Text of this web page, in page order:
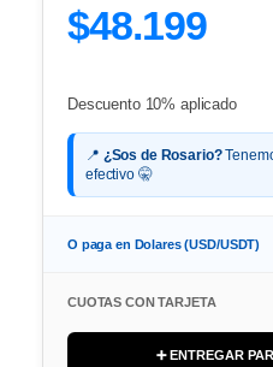
$48.199
Descuento 10% aplicado
📍 ¿Sos de Rosario?
efectivo 🤫
O paga en Dolares (USD/USDT)
CUOTAS CON TARJETA
➕ ENTREGAR